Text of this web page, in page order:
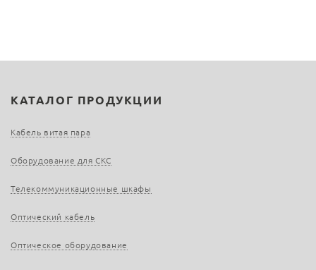
КАТАЛОГ ПРОДУКЦИИ
Кабель витая пара
Оборудование для СКС
Телекоммуникационные шкафы
Оптический кабель
Оптическое оборудование